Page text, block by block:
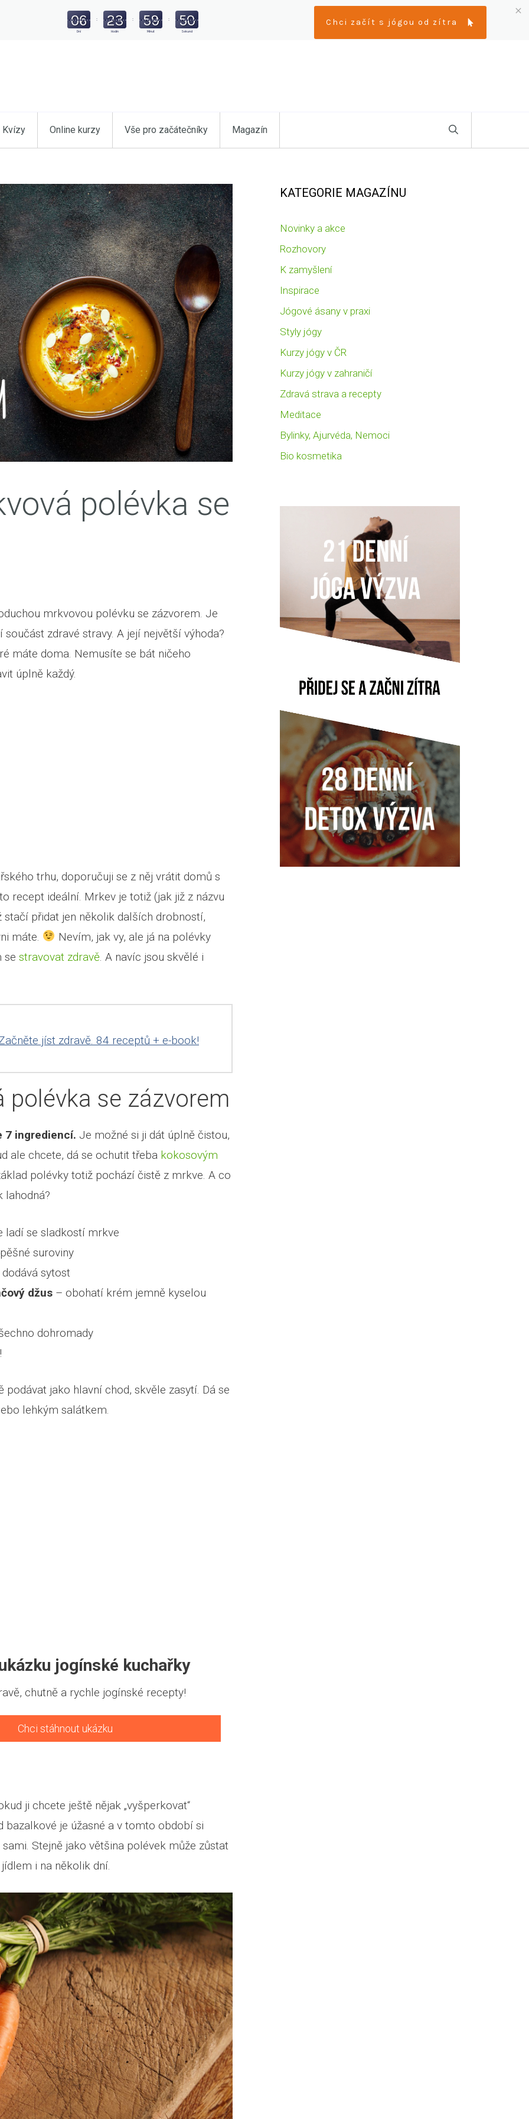
Kvízy Online kurzy Vše pro začátečníky Magazín
polévka se
mrkvovou polévku se zázvorem. Je
zdravé stravy. A její největší výhoda?
máte doma. Nemusíte se bát ničeho
úplně každý.
trhu, doporučuji se z něj vrátit domů s
recept ideální. Mrkev je totiž (jak již z názvu
stačí přidat jen několik dalších drobností,
máte.
Nevím, jak vy, ale já na polévky
se stravovat zdravě . A navíc jsou skvělé i
jíst zdravě. 84 receptů + e-book!
polévka se zázvorem
7 ingrediencí. Je možné si ji dát úplně čistou,
ale chcete, dá se ochutit třeba kokosovým
polévky totiž pochází čistě z mrkve. A co
lahodná?
ladí se sladkostí mrkve
suroviny
sytost
džus – obohatí krém jemně kyselou
dohromady
jako hlavní chod, skvěle zasytí. Dá se
lehkým salátkem.
jogínské kuchařky
chutně a rychle jogínské recepty!
Chci stáhnout ukázku
ji chcete ještě nějak „vyšperkovat“
bazalkové je úžasné a v tomto období si
Stejně jako většina polévek může zůstat
i na několik dní.
KATEGORIE MAGAZÍNU
Novinky a akce
Rozhovory
K zamyšlení
Inspirace
Jógové ásany v praxi
Styly jógy
Kurzy jógy v ČR
Kurzy jógy v zahraničí
Zdravá strava a recepty
Meditace
Bylinky, Ajurvéda, Nemoci
Bio kosmetika
06
Dní
: 23
Hodin
: 59
Minut
: 49
Sekund
Chci začít s jógou od zítra